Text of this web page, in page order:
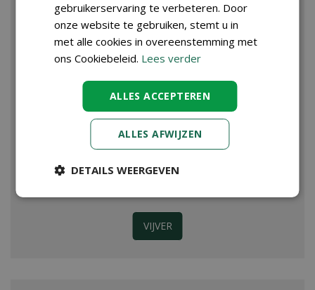
VIJVER
gebruikerservaring te verbeteren. Door
onze website te gebruiken, stemt u in
met alle cookies in overeenstemming met
ons Cookiebeleid. Lees verder
ALLES ACCEPTEREN
ALLES AFWIJZEN
DETAILS WEERGEVEN